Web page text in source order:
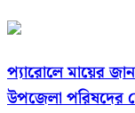
প্যারোলে মায়ের
উপজেলা পরিষদের